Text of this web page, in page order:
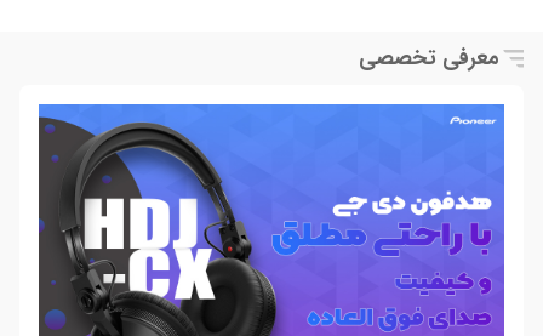
معرفی تخصصی